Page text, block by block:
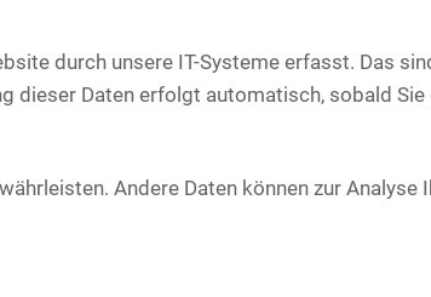
durch unsere IT-Systeme erfasst. Das
dieser Daten erfolgt automatisch, sobald
Andere Daten können zur Analyse